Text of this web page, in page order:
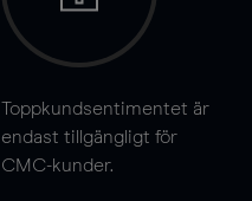
Toppkundsentimentet är
endast tillgängligt för
CMC-kunder.